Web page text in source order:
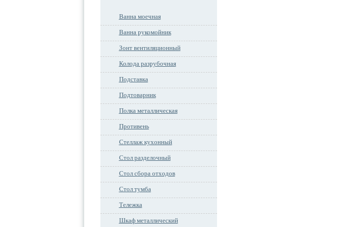
Ванна моечная
Ванна рукомойник
Зонт вентиляционный
Колода разрубочная
Подставка
Подтоварник
Полка металлическая
Противень
Стеллаж кухонный
Стол разделочный
Стол сбора отходов
Стол тумба
Тележка
Шкаф металлический